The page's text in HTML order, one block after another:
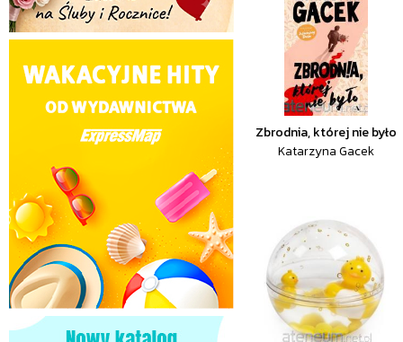
Zbrodnia, której nie było
Katarzyna Gacek